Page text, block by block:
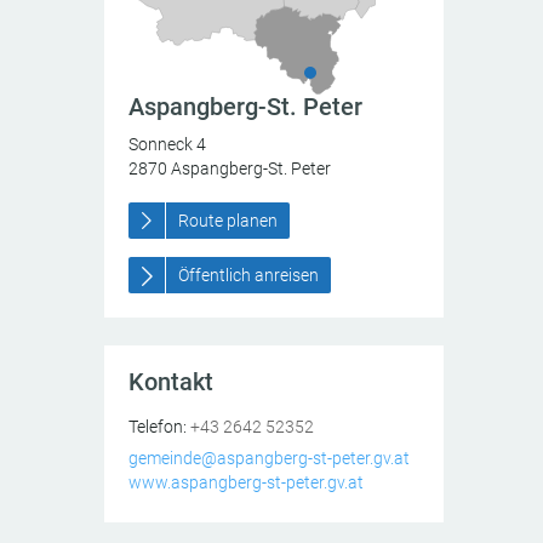
auf den Hochwechsel
Aspangberg-St. Peter
Sonneck 4
2870 Aspangberg-St. Peter
Route planen
Öffentlich anreisen
Kontakt
Aspangberg-St. Peter
Sonneck 4
2870 Aspangberg-St. Peter
AT
Telefon: +43 2642 52352
gemeinde@aspangberg-st-peter.gv.at
www.aspangberg-st-peter.gv.at